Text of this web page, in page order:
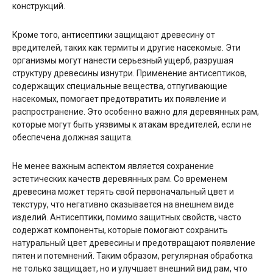
конструкций.
Кроме того, антисептики защищают древесину от
вредителей, таких как термиты и другие насекомые. Эти
организмы могут нанести серьезный ущерб, разрушая
структуру древесины изнутри. Применение антисептиков,
содержащих специальные вещества, отпугивающие
насекомых, помогает предотвратить их появление и
распространение. Это особенно важно для деревянных рам,
которые могут быть уязвимы к атакам вредителей, если не
обеспечена должная защита.
Не менее важным аспектом является сохранение
эстетических качеств деревянных рам. Со временем
древесина может терять свой первоначальный цвет и
текстуру, что негативно сказывается на внешнем виде
изделий. Антисептики, помимо защитных свойств, часто
содержат компоненты, которые помогают сохранить
натуральный цвет древесины и предотвращают появление
пятен и потемнений. Таким образом, регулярная обработка
не только защищает, но и улучшает внешний вид рам, что